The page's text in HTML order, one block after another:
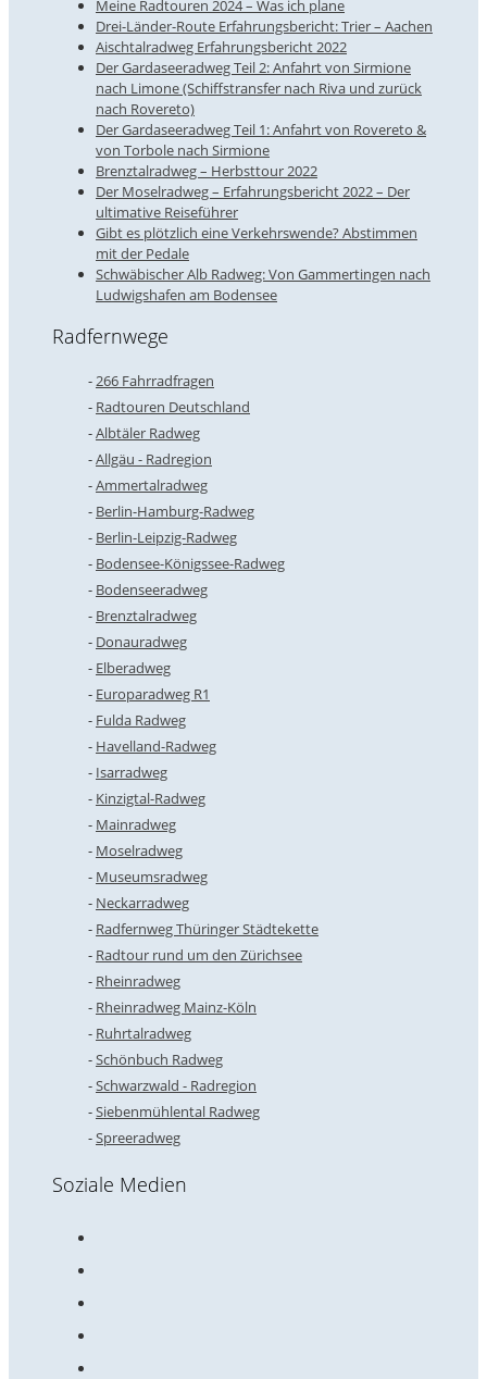
Meine Radtouren 2024 – Was ich plane
Drei-Länder-Route Erfahrungsbericht: Trier – Aachen
Aischtalradweg Erfahrungsbericht 2022
Der Gardaseeradweg Teil 2: Anfahrt von Sirmione
nach Limone (Schiffstransfer nach Riva und zurück
nach Rovereto)
Der Gardaseeradweg Teil 1: Anfahrt von Rovereto &
von Torbole nach Sirmione
Brenztalradweg – Herbsttour 2022
Der Moselradweg – Erfahrungsbericht 2022 – Der
ultimative Reiseführer
Gibt es plötzlich eine Verkehrswende? Abstimmen
mit der Pedale
Schwäbischer Alb Radweg: Von Gammertingen nach
Ludwigshafen am Bodensee
Radfernwege
266 Fahrradfragen
Radtouren Deutschland
Albtäler Radweg
Allgäu - Radregion
Ammertalradweg
Berlin-Hamburg-Radweg
Berlin-Leipzig-Radweg
Bodensee-Königssee-Radweg
Bodenseeradweg
Brenztalradweg
Donauradweg
Elberadweg
Europaradweg R1
Fulda Radweg
Havelland-Radweg
Isarradweg
Kinzigtal-Radweg
Mainradweg
Moselradweg
Museumsradweg
Neckarradweg
Radfernweg Thüringer Städtekette
Radtour rund um den Zürichsee
Rheinradweg
Rheinradweg Mainz-Köln
Ruhrtalradweg
Schönbuch Radweg
Schwarzwald - Radregion
Siebenmühlental Radweg
Spreeradweg
Soziale Medien